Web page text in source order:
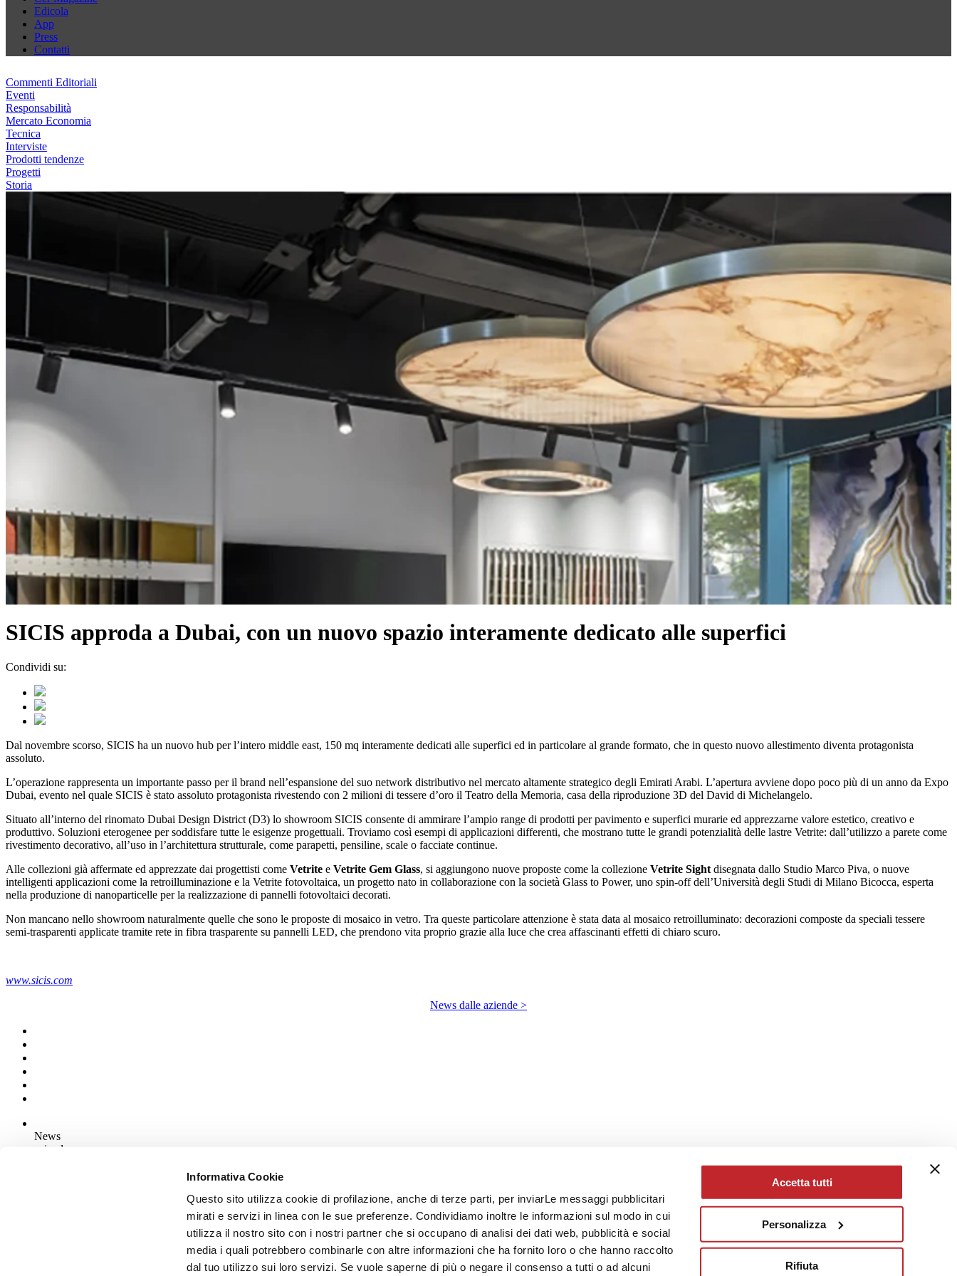
Informativa Cookie
Questo sito utilizza cookie di profilazione, anche di terze parti, per inviarLe messaggi pubblicitari
mirati e servizi in linea con le sue preferenze. Condividiamo inoltre le informazioni sul modo in cui
utilizza il nostro sito con i nostri partner che si occupano di analisi dei dati web, pubblicità e social
media i quali potrebbero combinarle con altre informazioni che ha fornito loro o che hanno raccolto
dal tuo utilizzo sui loro servizi. Se vuole saperne di più o negare il consenso a tutti o ad alcuni
Accetta tutti
Personalizza
Rifiuta
Edicola
App
Press
Contatti
Commenti Editoriali
Eventi
Responsabilità
Mercato Economia
Tecnica
Interviste
Prodotti tendenze
Progetti
Storia
SICIS approda a Dubai, con un nuovo spazio interamente dedicato alle superfici
Condividi su:
Dal novembre scorso, SICIS ha un nuovo hub per l’intero middle east, 150 mq interamente dedicati alle superfici ed in particolare al grande formato, che in questo nuovo allestimento diventa protagonista
assoluto.
L’operazione rappresenta un importante passo per il brand nell’espansione del suo network distributivo nel mercato altamente strategico degli Emirati Arabi. L’apertura avviene dopo poco più di un anno da Expo
Dubai, evento nel quale SICIS è stato assoluto protagonista rivestendo con 2 milioni di tessere d’oro il Teatro della Memoria, casa della riproduzione 3D del David di Michelangelo.
Situato all’interno del rinomato Dubai Design District (D3) lo showroom SICIS consente di ammirare l’ampio range di prodotti per pavimento e superfici murarie ed apprezzarne valore estetico, creativo e
produttivo. Soluzioni eterogenee per soddisfare tutte le esigenze progettuali. Troviamo così esempi di applicazioni differenti, che mostrano tutte le grandi potenzialità delle lastre Vetrite: dall’utilizzo a parete come
rivestimento decorativo, all’uso in l’architettura strutturale, come parapetti, pensiline, scale o facciate continue.
Alle collezioni già affermate ed apprezzate dai progettisti come Vetrite e Vetrite Gem Glass, si aggiungono nuove proposte come la collezione Vetrite Sightdisegnata dallo Studio Marco Piva, o nuove
intelligenti applicazioni come la retroilluminazione e la Vetrite fotovoltaica, un progetto nato in collaborazione con la società Glass to Power, uno spin-off dell’Università degli Studi di Milano Bicocca, esperta
nella produzione di nanoparticelle per la realizzazione di pannelli fotovoltaici decorati.
Non mancano nello showroom naturalmente quelle che sono le proposte di mosaico in vetro. Tra queste particolare attenzione è stata data al mosaico retroilluminato: decorazioni composte da speciali tessere
semi-trasparenti applicate tramite rete in fibra trasparente su pannelli LED, che prendono vita proprio grazie alla luce che crea affascinanti effetti di chiaro scuro.
www.sicis.com
News dalle aziende >
News
aziende